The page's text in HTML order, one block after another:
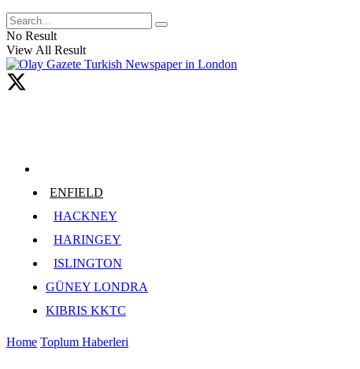
No Result
View All Result
ENFIELD
HACKNEY
HARINGEY
ISLINGTON
GÜNEY LONDRA
KIBRIS KKTC
Home Toplum Haberleri